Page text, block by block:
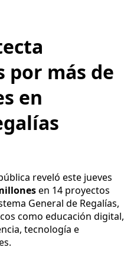
más de
en
reveló este jueves
en 14 proyectos
General de Regalías,
como educación digital,
tecnología e